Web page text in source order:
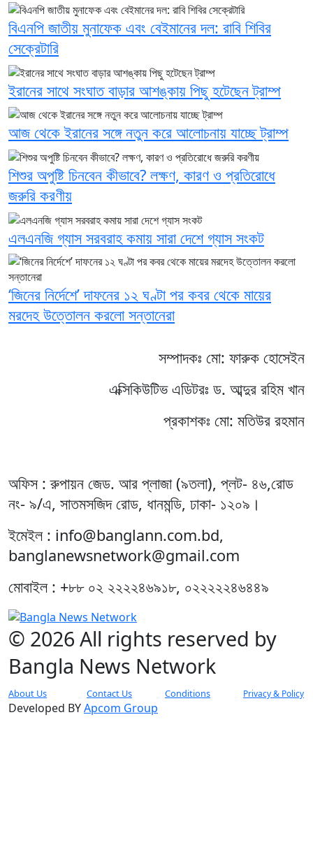
বিএনপি জাতীয় মুনাফেক এবং বেইমানের দল: রাবি শিবির
সেক্রেটারি
ইরানের সাথে সংঘাত বাড়ার আশঙ্কায় পিছু হটেছেন ট্রাম্প
আজ থেকে ইরানের সঙ্গে নতুন করে আলোচনায় যাচ্ছে ট্রাম্প
শিশুর অপুষ্টি চিনবেন কীভাবে? লক্ষণ, কারণ ও প্রতিরোধে
জরুরি করণীয়
এলএনজি গ্যাস সরবরাহ কমায় সারা দেশে গ্যাস সংকট
‘জিনের নির্দেশে’ দাফনের ১২ ঘণ্টা পর কবর থেকে মায়ের
মরদেহ উত্তোলন করলো সন্তানেরা
সম্পাদকঃ মো: ফারুক হোসেইন
এক্সিকিউটিভ এডিটরঃ ড. আব্দুর রহিম খান
প্রকাশকঃ মো: মতিউর রহমান
অফিস : রুপায়ন জেড. আর প্লাজা (৯তলা), প্লট- ৪৬,রোড
নং- ৯/এ, সাতমসজিদ রোড, ধানমন্ডি, ঢাকা- ১২০৯।
ইমেইল : info@banglann.com.bd,
banglanewsnetwork@gmail.com
মোবাইল : +৮৮ ০২ ২২২২৪৬৯১৮, ০২২২২২৪৬৪৪৯
© 2026 All rights reserved by
Bangla News Network
About Us Contact Us Conditions Privacy & Policy
Developed BYApcom Group